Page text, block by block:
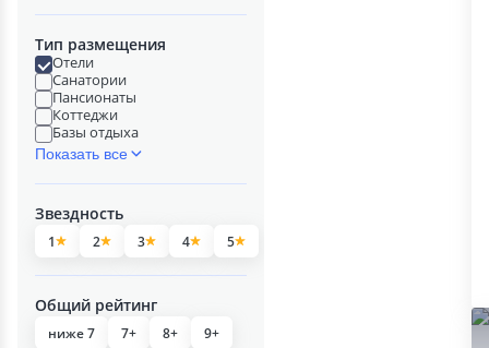
Тип размещения
Отели
Санатории
Пансионаты
Коттеджи
Базы отдыха
Показать все
Звездность
1 2 3 4 5
Общий рейтинг
ниже 7 7+ 8+ 9+